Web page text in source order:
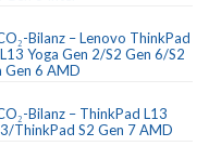
Bilanz – Lenovo ThinkPad
Yoga Gen 2/S2 Gen 6/S2
Gen 6 AMD
Bilanz – ThinkPad L13
ThinkPad S2 Gen 7 AMD